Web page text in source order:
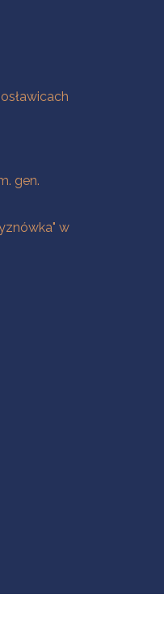
gen.
w